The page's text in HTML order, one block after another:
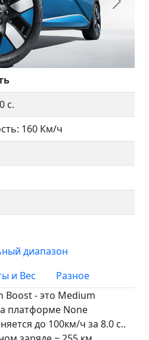
с.
160 Км/ч
диапазон
и Вес
Разное
Boost - это Medium
платформе None
до 100км/ч за 8.0 c..